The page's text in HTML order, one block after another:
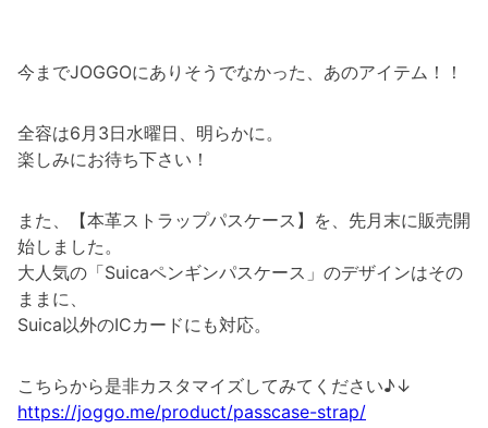
今までJOGGOにありそうでなかった、あのアイテム！！
全容は6月3日水曜日、明らかに。
楽しみにお待ち下さい！
また、【本革ストラップパスケース】を、先月末に販売開
始しました。
大人気の「Suicaペンギンパスケース」のデザインはその
ままに、
Suica以外のICカードにも対応。
こちらから是非カスタマイズしてみてください♪↓
https://joggo.me/product/passcase-strap/